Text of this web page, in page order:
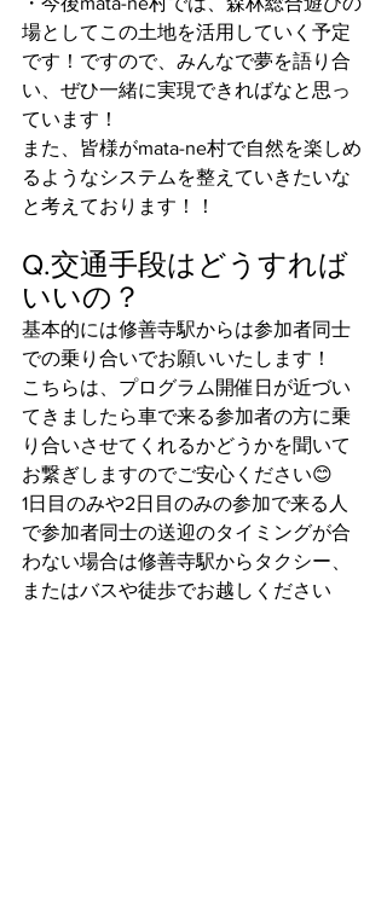
場としてこの土地を活用していく予定
です！ですので、みんなで夢を語り合
い、ぜひ一緒に実現できればなと思っ
ています！
また、皆様がmata-ne村で自然を楽しめ
るようなシステムを整えていきたいな
と考えております！！
Q.交通手段はどうすれば
いいの？
基本的には修善寺駅からは参加者同士
での乗り合いでお願いいたします！
こちらは、プログラム開催日が近づい
てきましたら車で来る参加者の方に乗
り合いさせてくれるかどうかを聞いて
お繋ぎしますのでご安心ください😊
1日目のみや2日目のみの参加で来る人
で参加者同士の送迎のタイミングが合
わない場合は修善寺駅からタクシー、
またはバスや徒歩でお越しください